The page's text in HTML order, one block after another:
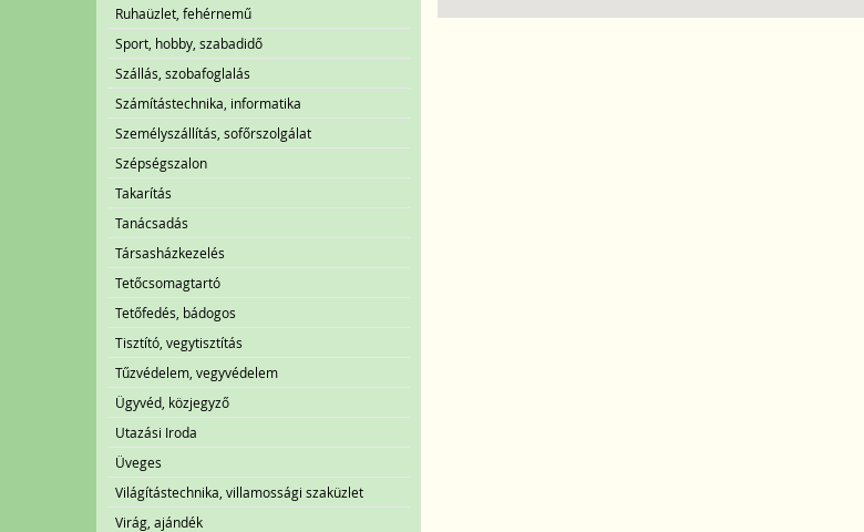
Ruhaüzlet, fehérnemű
Sport, hobby, szabadidő
Szállás, szobafoglalás
Számítástechnika, informatika
Személyszállítás, sofőrszolgálat
Szépségszalon
Takarítás
Tanácsadás
Társasházkezelés
Tetőcsomagtartó
Tetőfedés, bádogos
Tisztító, vegytisztítás
Tűzvédelem, vegyvédelem
Ügyvéd, közjegyző
Utazási Iroda
Üveges
Világítástechnika, villamossági szaküzlet
Virág, ajándék